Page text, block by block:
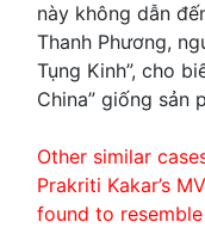
này không dẫn
Thanh Phương,
Tụng Kinh”, cho
China” giống sản
Other similar
Prakriti Kakar’s
found to